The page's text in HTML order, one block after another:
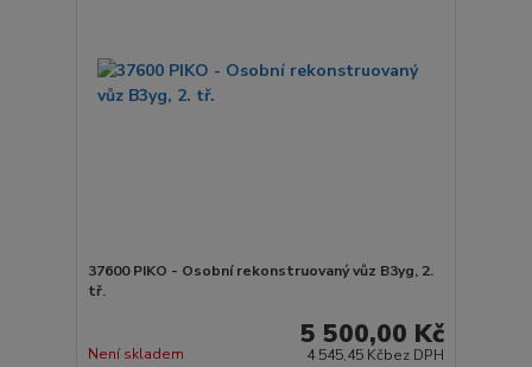
37600 PIKO - Osobní rekonstruovaný vůz B3yg, 2.
tř.
5 500,00 Kč
4 545,45 Kčbez DPH
Není skladem